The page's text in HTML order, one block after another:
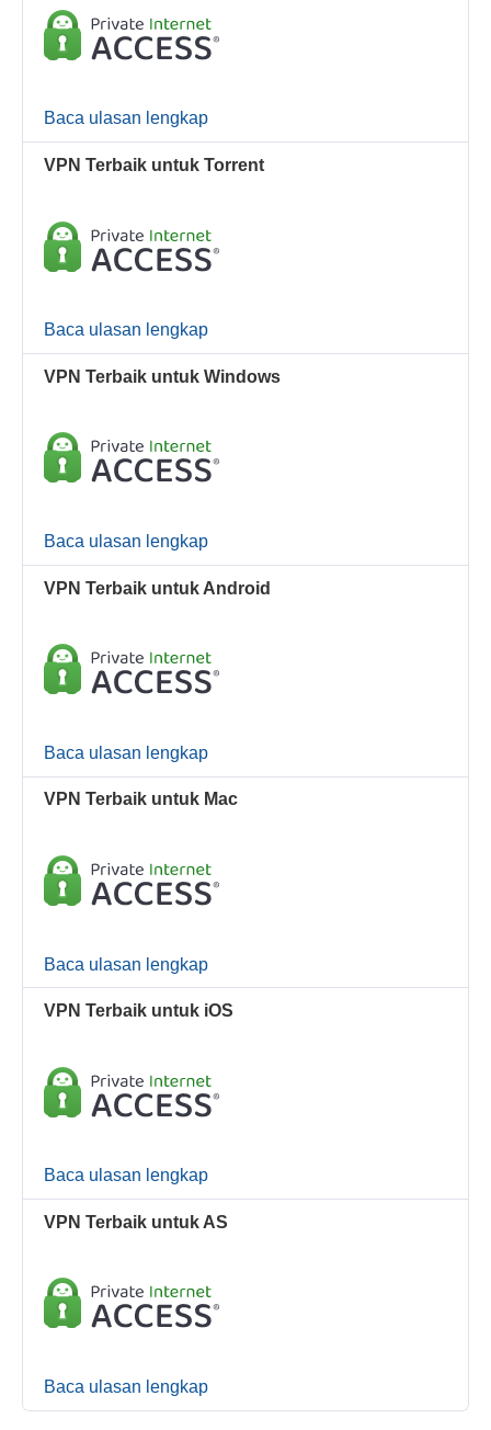
Baca ulasan lengkap
VPN Terbaik untuk Torrent
Baca ulasan lengkap
VPN Terbaik untuk Windows
Baca ulasan lengkap
VPN Terbaik untuk Android
Baca ulasan lengkap
VPN Terbaik untuk Mac
Baca ulasan lengkap
VPN Terbaik untuk iOS
Baca ulasan lengkap
VPN Terbaik untuk AS
Baca ulasan lengkap